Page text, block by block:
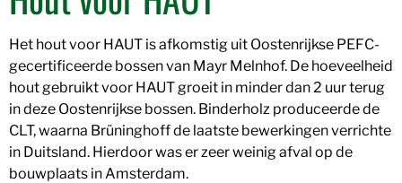
Het hout voor HAUT is afkomstig uit Oostenrijkse PEFC-
gecertificeerde bossen van Mayr Melnhof. De hoeveelheid
hout gebruikt voor HAUT groeit in minder dan 2 uur terug
in deze Oostenrijkse bossen. Binderholz produceerde de
CLT, waarna Brüninghoff de laatste bewerkingen verrichte
in Duitsland. Hierdoor was er zeer weinig afval op de
bouwplaats in Amsterdam.